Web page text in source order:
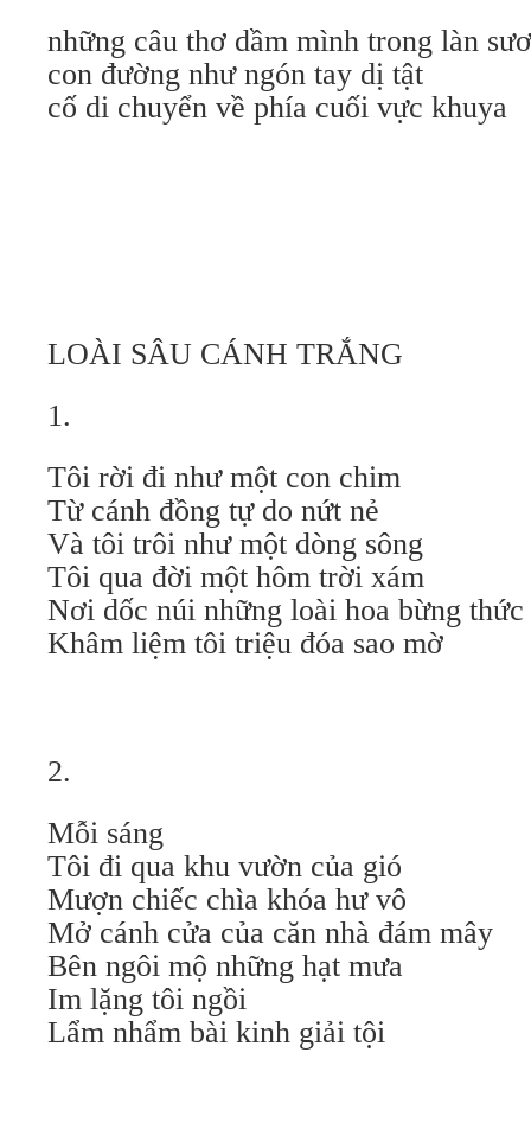
những câu thơ dầm mình trong làn
con đường như ngón tay dị tật
cố di chuyển về phía cuối vực khuya
LOÀI SÂU CÁNH TRẮNG
1.
Tôi rời đi như một con chim
Từ cánh đồng tự do nứt nẻ
Và tôi trôi như một dòng sông
Tôi qua đời một hôm trời xám
Nơi dốc núi những loài hoa bừng thức
Khâm liệm tôi triệu đóa sao mờ
2.
Mỗi sáng
Tôi đi qua khu vườn của gió
Mượn chiếc chìa khóa hư vô
Mở cánh cửa của căn nhà đám mây
Bên ngôi mộ những hạt mưa
Im lặng tôi ngồi
Lẩm nhẩm bài kinh giải tội